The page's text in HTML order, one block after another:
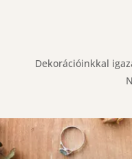
Dekorációinkkal